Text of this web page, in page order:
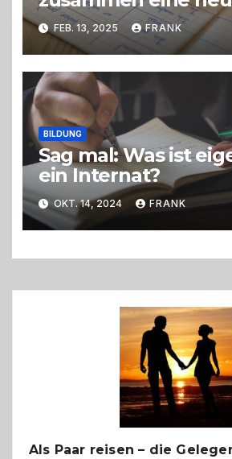
Sprache lernen?
FEB. 13, 2025 FRANK
BILDUNG
Sag mal: Was ist
ein Internat?
OKT. 14, 2024 FRANK
Als Paar reisen – die